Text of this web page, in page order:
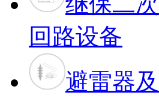
回路设备
避雷器及